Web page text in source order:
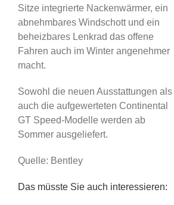
Sitze integrierte Nackenwärmer, ein
abnehmbares Windschott und ein
beheizbares Lenkrad das offene
Fahren auch im Winter angenehmer
macht.
Sowohl die neuen Ausstattungen als
auch die aufgewerteten Continental
GT Speed-Modelle werden ab
Sommer ausgeliefert.
Quelle: Bentley
Das müsste Sie auch interessieren: